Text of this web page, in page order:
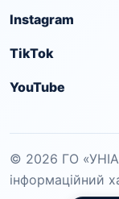
Instagram
TikTok
YouTube
© 2026 ГО
інформаційний